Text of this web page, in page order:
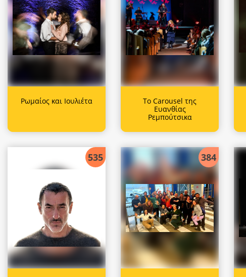
Ρωμαίος και Ιουλιέτα
Το Carousel της
Ευανθίας
Ρεμπούτσικα
535 384